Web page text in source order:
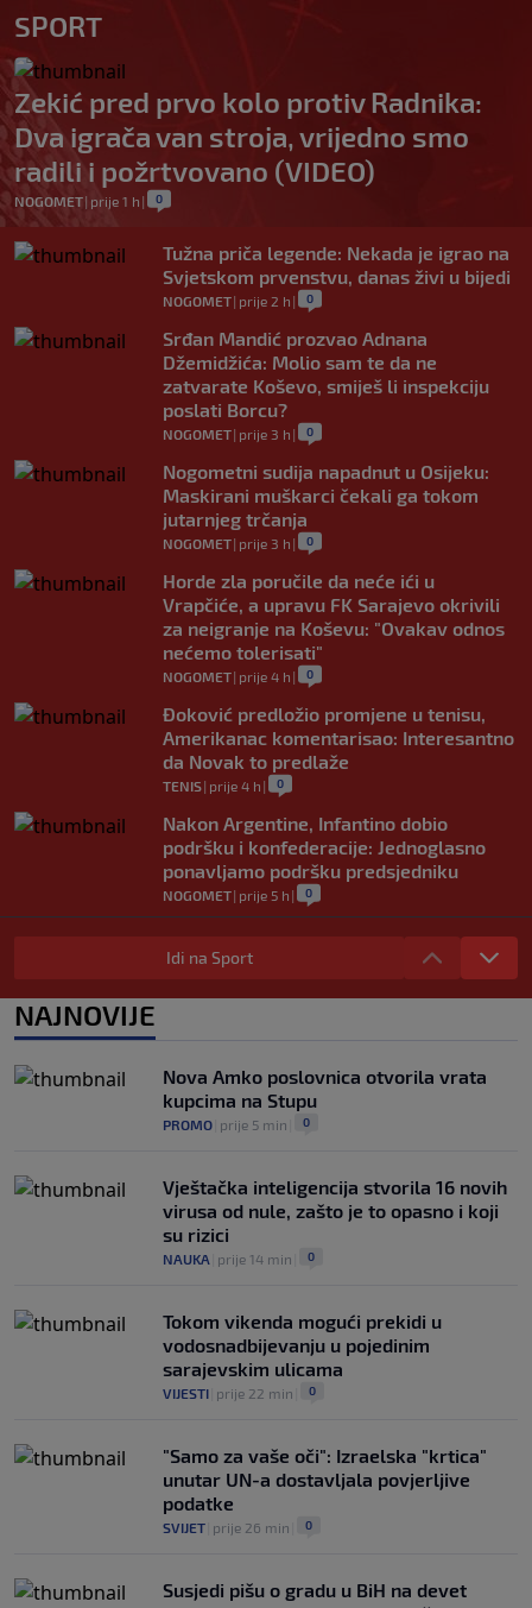
SPORT
Zekić pred prvo kolo protiv Radnika:
Dva igrača van stroja, vrijedno smo
radili i požrtvovano (VIDEO)
NOGOMET| prije 1 h | 0
Tužna priča legende: Nekada je igrao na
Svjetskom prvenstvu, danas živi u bijedi
NOGOMET| prije 2 h | 0
Srđan Mandić prozvao Adnana
Džemidžića: Molio sam te da ne
zatvarate Koševo, smiješ li inspekciju
poslati Borcu?
NOGOMET| prije 3 h | 0
Nogometni sudija napadnut u Osijeku:
Maskirani muškarci čekali ga tokom
jutarnjeg trčanja
NOGOMET| prije 3 h | 0
Horde zla poručile da neće ići u
Vrapčiće, a upravu FK Sarajevo okrivili
za neigranje na Koševu: "Ovakav odnos
nećemo tolerisati"
NOGOMET| prije 4 h | 0
Đoković predložio promjene u tenisu,
Amerikanac komentarisao: Interesantno
da Novak to predlaže
TENIS| prije 4 h | 0
Nakon Argentine, Infantino dobio
podršku i konfederacije: Jednoglasno
ponavljamo podršku predsjedniku
NOGOMET| prije 5 h | 0
Tužne vijesti: Preminuo nekadašnji
prvak Jugoslavije
čak 50 miliona dolara
prije 6 h 0
Idi na Sport
NAJNOVIJE
Nova Amko poslovnica otvorila vrata
kupcima na Stupu
PROMO prije 5 min 0
Vještačka inteligencija stvorila 16 novih
virusa od nule, zašto je to opasno i koji
su rizici
NAUKA prije 14 min 0
Tokom vikenda mogući prekidi u
vodosnadbijevanju u pojedinim
sarajevskim ulicama
VIJESTI prije 22 min 0
"Samo za vaše oči": Izraelska "krtica"
unutar UN-a dostavljala povjerljive
podatke
SVIJET prije 26 min 0
Susjedi pišu o gradu u BiH na devet